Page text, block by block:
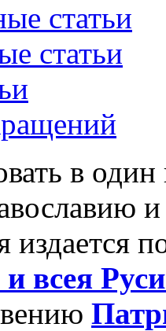
статьи
статьи
в
издается
всея